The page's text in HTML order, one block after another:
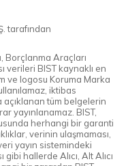
tarafından
Borçlanma Araçları
verileri BIST kaynaklı en
ve logosu Koruma Marka
iktibas
açıklanan tüm belgelerin
yayınlanamaz. BIST,
herhangi bir garanti
verinin ulaşmaması,
yayın sistemindeki
hallerde Alıcı, Alt Alıcı